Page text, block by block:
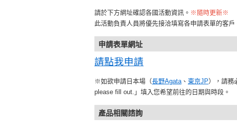
請於下方網址確認各國活動資訊。 ※隨時更新※
此活動負責人員將優先接洽填寫各申請表單的客戶
申請表單網址
請點我申請
※如欲申請日本場（長野Agata 、 東京JP），請務
please fill out.」填入您希望前往的日期與時段。
產品相關諮詢